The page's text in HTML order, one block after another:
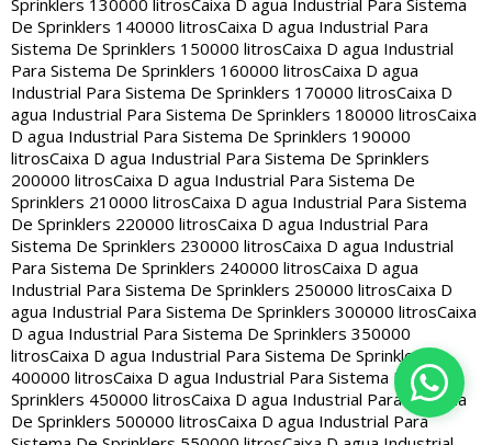
Sprinklers 130000 litrosCaixa D agua Industrial Para Sistema
De Sprinklers 140000 litrosCaixa D agua Industrial Para
Sistema De Sprinklers 150000 litrosCaixa D agua Industrial
Para Sistema De Sprinklers 160000 litrosCaixa D agua
Industrial Para Sistema De Sprinklers 170000 litrosCaixa D
agua Industrial Para Sistema De Sprinklers 180000 litrosCaixa
D agua Industrial Para Sistema De Sprinklers 190000
litrosCaixa D agua Industrial Para Sistema De Sprinklers
200000 litrosCaixa D agua Industrial Para Sistema De
Sprinklers 210000 litrosCaixa D agua Industrial Para Sistema
De Sprinklers 220000 litrosCaixa D agua Industrial Para
Sistema De Sprinklers 230000 litrosCaixa D agua Industrial
Para Sistema De Sprinklers 240000 litrosCaixa D agua
Industrial Para Sistema De Sprinklers 250000 litrosCaixa D
agua Industrial Para Sistema De Sprinklers 300000 litrosCaixa
D agua Industrial Para Sistema De Sprinklers 350000
litrosCaixa D agua Industrial Para Sistema De Sprinklers
400000 litrosCaixa D agua Industrial Para Sistema De
Sprinklers 450000 litrosCaixa D agua Industrial Para Sistema
De Sprinklers 500000 litrosCaixa D agua Industrial Para